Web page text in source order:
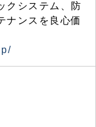
クシステム、防
ナンスを良心価